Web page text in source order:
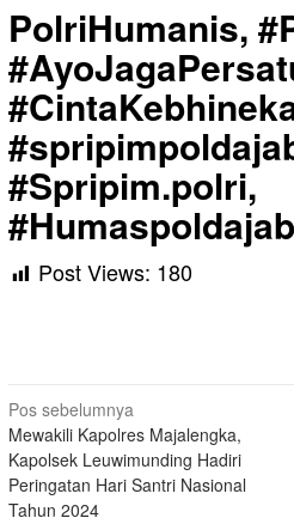
PolriHumanis,
#Spripim.polri,
Post Views: 180
Navigasi
pos
Pos sebelumnya
Mewakili Kapolres Majalengka,
Kapolsek Leuwimunding Hadiri
Peringatan Hari Santri Nasional
Tahun 2024